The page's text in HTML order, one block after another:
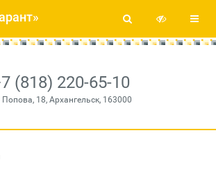
(818) 220-65-10
Попова, 18, Архангельск, 163000